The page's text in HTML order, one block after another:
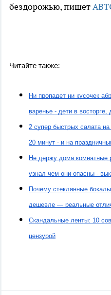
бездорожью, пишет
Читайте также:
Ни пропадет ни кусочек
варенье - дети в
2 супер быстрых салата
20 минут - и на
Не держу дома комнатные
узнал чем они опасны -
Почему стеклянные
дешевле — реальные
Скандальные ленты: 10
цензурой